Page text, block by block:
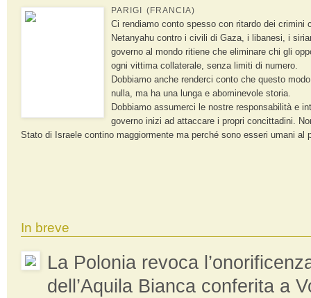
PARIGI (FRANCIA)
Ci rendiamo conto spesso con ritardo dei crimini
Netanyahu contro i civili di Gaza, i libanesi, i
governo al mondo ritiene che eliminare chi gli
ogni vittima collaterale, senza limiti di numero.
Dobbiamo anche renderci conto che questo
nulla, ma ha una lunga e abominevole storia.
Dobbiamo assumerci le nostre responsabilità e
governo inizi ad attaccare i propri concittadini.
Stato di Israele contino maggiormente ma perché sono esseri umani al
In breve
La Polonia revoca
dell’Aquila Bianca conferita a